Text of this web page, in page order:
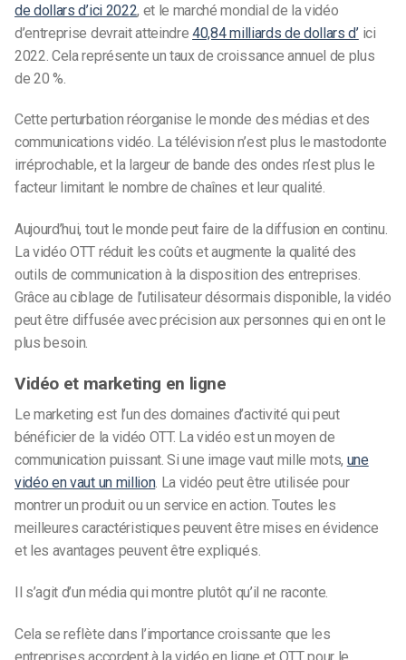
de dollars d’ici 2022, et le marché mondial de la vidéo
d’entreprise devrait atteindre40,84 milliards de dollars d’ici
2022. Cela représente un taux de croissance annuel de plus
de 20 %.
Cette perturbation réorganise le monde des médias et des
communications vidéo. La télévision n’est plus le mastodonte
irréprochable, et la largeur de bande des ondes n’est plus le
facteur limitant le nombre de chaînes et leur qualité.
Aujourd’hui, tout le monde peut faire de la diffusion en continu.
La vidéo OTT réduit les coûts et augmente la qualité des
outils de communication à la disposition des entreprises.
Grâce au ciblage de l’utilisateur désormais disponible, la vidéo
peut être diffusée avec précision aux personnes qui en ont le
plus besoin.
Vidéo et marketing en ligne
Le marketing est l’un des domaines d’activité qui peut
bénéficier de la vidéo OTT. La vidéo est un moyen de
communication puissant. Si une image vaut mille mots, une
vidéo en vaut un million. La vidéo peut être utilisée pour
montrer un produit ou un service en action. Toutes les
meilleures caractéristiques peuvent être mises en évidence
et les avantages peuvent être expliqués.
Il s’agit d’un média qui montre plutôt qu’il ne raconte.
Cela se reflète dans l’importance croissante que les